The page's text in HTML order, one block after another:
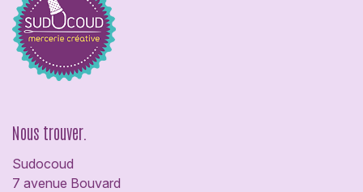
Nous trouver.
Sudocoud
7 avenue Bouvard